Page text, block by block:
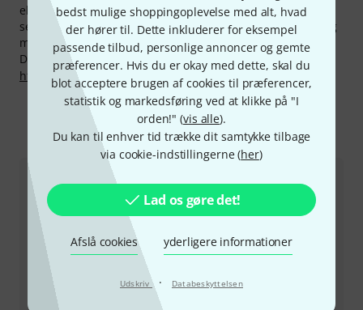
bedst mulige shoppingoplevelse med alt, hvad
der hører til. Dette inkluderer for eksempel
passende tilbud, personlige annoncer og gemte
præferencer. Hvis du er okay med dette, skal du
blot acceptere brugen af cookies til præferencer,
statistik og markedsføring ved at klikke på "I
orden!" (vis alle).
Du kan til enhver tid trække dit samtykke tilbage
via cookie-indstillingerne (her)
Lad os gøre det!
Afslå cookies yderligere informationer
Udskriv · Databeskyttelsen
eksklusive 30-dages-penge garanti, 3 års garanti og ekstra
service som vores kompetente fagfolk, reperaturservice og
meget mere.
Du kan finde flere oplysninger om producenten på
http://www.syrincs.de
Sådan kontakter du os
Kundeservice Danmark
+45-78150202